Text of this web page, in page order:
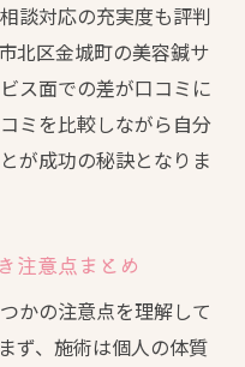
談対応の充実度も評判
北区金城町の美容鍼サ
ス面での差が口コミに
ミを比較しながら自分
が成功の秘訣となりま
注意点まとめ
かの注意点を理解して
ず、施術は個人の体質